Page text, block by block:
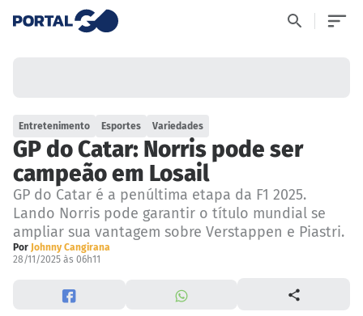
Entretenimento Esportes Variedades
GP do Catar: Norris pode ser
campeão em Losail
GP do Catar é a penúltima etapa da F1 2025.
Lando Norris pode garantir o título mundial se
ampliar sua vantagem sobre Verstappen e Piastri.
Por Johnny Cangirana
28/11/2025 às 06h11